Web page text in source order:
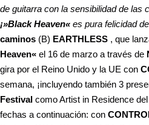
de guitarra con la sensibilidad de las
¡»Black Heaven« es pura felicidad
caminos (B) EARTHLESS , que
Heaven« el 16 de marzo a través de
gira por el Reino Unido y la UE con
semana, ¡incluyendo también 3
Festival como Artist in Residence
fechas a continuación: con